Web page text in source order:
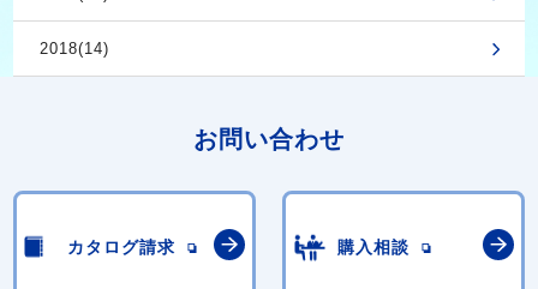
2018(14)
お問い合わせ
カタログ請求 購入相談